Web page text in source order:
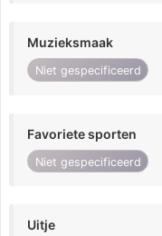
Muzieksmaak
Niet gespecificeerd
Favoriete sporten
Niet gespecificeerd
Uitje